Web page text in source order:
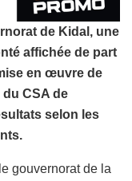
de Kidal, une
affichée de part
en œuvre de
du CSA de
selon les
gouvernorat de la